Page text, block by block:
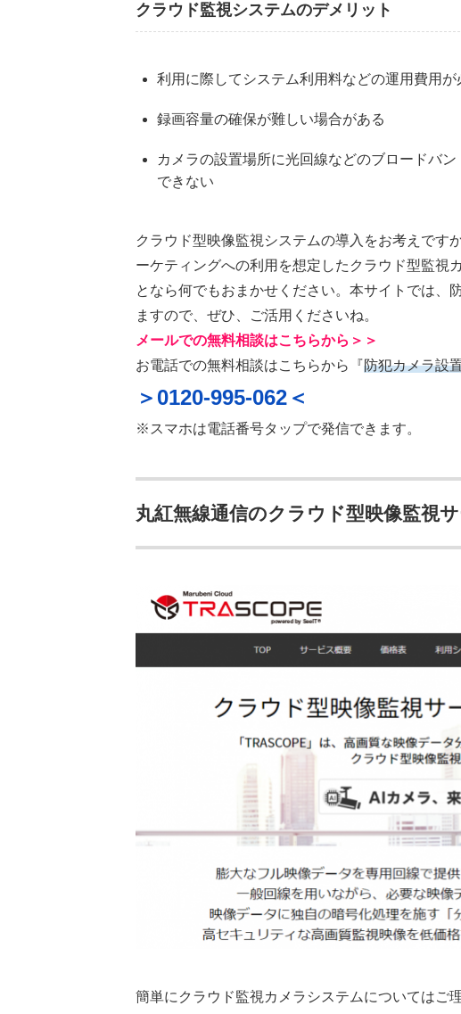
クラウド監視システムのデメリット
利用に際してシステム利用料などの運用費用が
録画容量の確保が難しい場合がある
カメラの設置場所に光回線などのブロードバ
できない
クラウド型映像監視システムの導入をお考えです
ーケティングへの利用を想定したクラウド型監視
となら何でもおまかせください。本サイトでは、
ますので、ぜひ、ご活用くださいね。
メールでの無料相談はこちらから＞＞
お電話での無料相談はこちらから『防犯カメラ設
＞0120-995-062＜
※スマホは電話番号タップで発信できます。
丸紅無線通信のクラウド型映像監視サ
簡単にクラウド監視カメラシステムについてはご